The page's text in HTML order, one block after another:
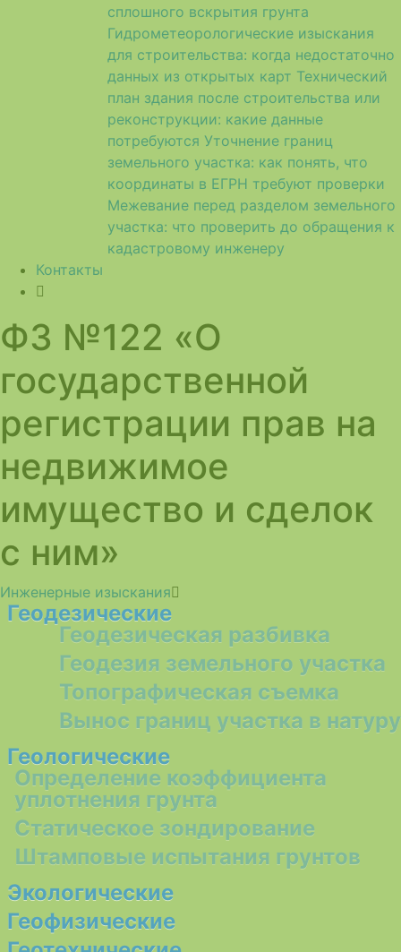
сплошного вскрытия грунта
Гидрометеорологические изыскания
для строительства: когда недостаточно
данных из открытых карт Технический
план здания после строительства или
реконструкции: какие данные
потребуются Уточнение границ
земельного участка: как понять, что
координаты в ЕГРН требуют проверки
Межевание перед разделом земельного
участка: что проверить до обращения к
кадастровому инженеру
Контакты
ФЗ №122 «О
государственной
регистрации прав на
недвижимое
имущество и сделок
с ним»
Инженерные изыскания
Геодезические
Геодезическая разбивка
Геодезия земельного участка
Топографическая съемка
Вынос границ участка в натуру
Геологические
Определение коэффициента
уплотнения грунта
Статическое зондирование
Штамповые испытания грунтов
Экологические
Геофизические